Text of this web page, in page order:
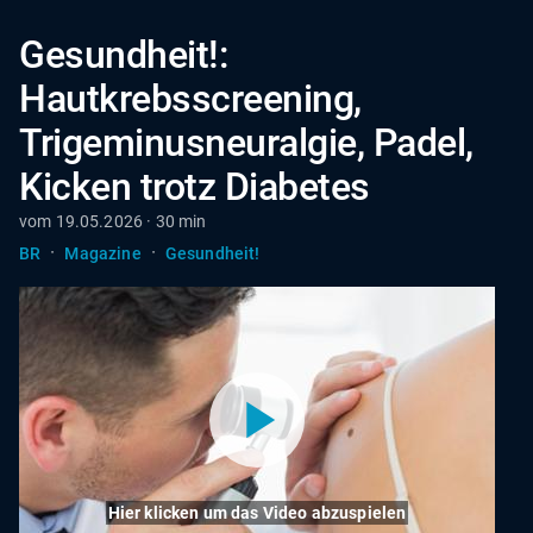
Gesundheit!:
Hautkrebsscreening,
Trigeminusneuralgie, Padel,
Kicken trotz Diabetes
vom 19.05.2026 · 30 min
BR
· Magazine · Gesundheit!
Hier klicken um das Video abzuspielen